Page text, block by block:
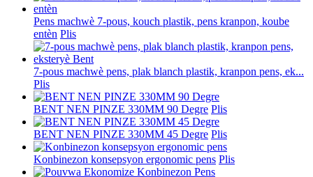
Pens machwè 7-pous, kouch plastik, pens kranpon, koube
entèn Plis
7-pous machwè pens, plak blanch plastik, kranpon pens, ek...
Plis
BENT NEN PINZE 330MM 90 Degre Plis
BENT NEN PINZE 330MM 45 Degre Plis
Konbinezon konsepsyon ergonomic pens Plis